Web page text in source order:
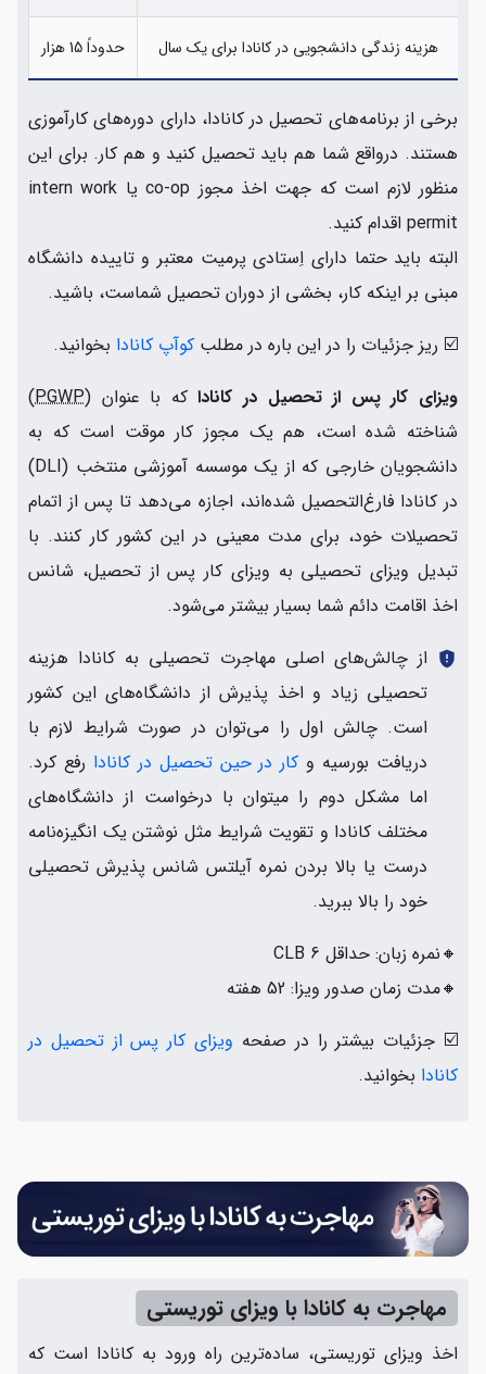
هزینه زندگی دانشجویی در کانادا برای یک سال حدوداً 15 هزار
برخی از برنامه‌های تحصیل در کانادا، دارای دوره‌های کارآموزی
هستند. درواقع شما هم باید تحصیل کنید و هم کار. برای این
منظور لازم است که جهت اخذ مجوز co-op یا intern work
permit اقدام کنید.
البته باید حتما دارای اِستادی پرمیت معتبر و تاییده دانشگاه
مبنی بر اینکه کار، بخشی از دوران تحصیل شماست، باشید.
☑️ ریز جزئیات را در این باره در مطلب کوآپ کانادا بخوانید.
ویزای کار پس از تحصیل در کاناداکه با عنوان (PGWP
)
شناخته شده است، هم یک مجوز کار موقت است که به
دانشجویان خارجی که از یک موسسه آموزشی منتخب (DLI)
در کانادا فارغ‌التحصیل شده‌اند، اجازه می‌دهد تا پس از اتمام
تحصیلات خود، برای مدت معینی در این کشور کار کنند. با
تبدیل ویزای تحصیلی به ویزای کار پس از تحصیل، شانس
اخذ اقامت دائم شما بسیار بیشتر می‌شود.
gpp_maybe از چالش‌های اصلی مهاجرت تحصیلی به کانادا هزینه
تحصیلی زیاد و اخذ پذیرش از دانشگاه‌های این کشور
است. چالش اول را می‌توان در صورت شرایط لازم با
دریافت بورسیه و کار در حین تحصیل در کانادا رفع کرد.
اما مشکل دوم را می‎توان با درخواست از دانشگاه‌های
مختلف کانادا و تقویت شرایط مثل نوشتن یک انگیزه‌نامه
درست یا بالا بردن نمره آیلتس شانس پذیرش تحصیلی
خود را بالا ببرید.
🔸نمره زبان: حداقل CLB 6
🔸مدت زمان صدور ویزا: 52 هفته
☑️ جزئیات بیشتر را در صفحه ویزای کار پس از تحصیل در
کانادا بخوانید.
مهاجرت به کانادا با ویزای توریستی
اخذ ویزای توریستی، ساده‌ترین راه ورود به کانادا است که